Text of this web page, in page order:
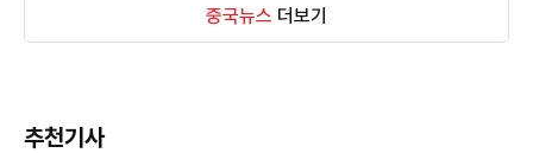
중국뉴스 더보기
추천기사